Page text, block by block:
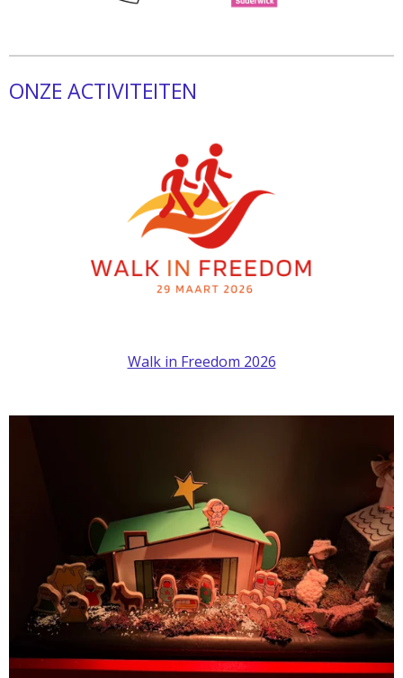
ONZE ACTIVITEITEN
Walk in Freedom 2026